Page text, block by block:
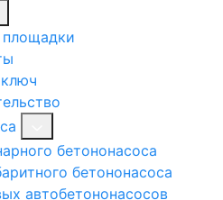
площадки
бетононасоса
бетононасоса
автобетононасосов